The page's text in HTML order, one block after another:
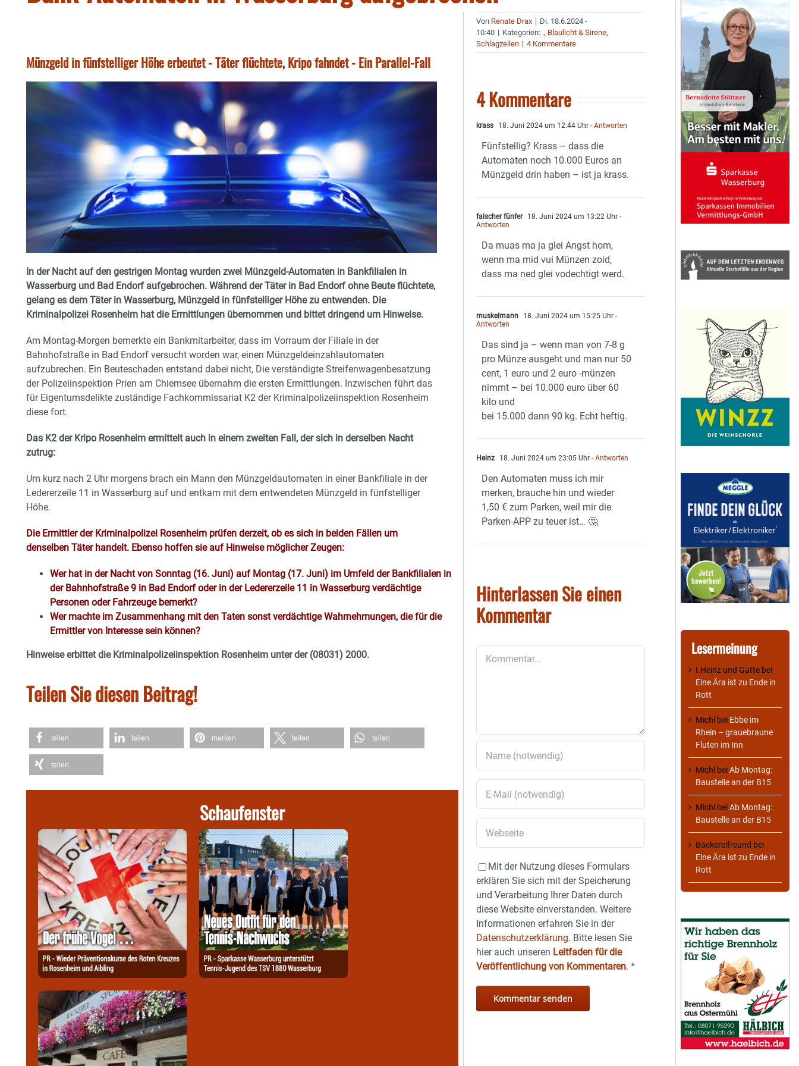
Münzgeld in fünfstelliger Höhe erbeutet - Täter flüchtete, Kripo fahndet - Ein Parallel-Fall
In der Nacht auf den gestrigen Montag wurden zwei Münzgeld-Automaten in Bankfilialen in
Wasserburg und Bad Endorf aufgebrochen. Während der Täter in Bad Endorf ohne Beute flüchtete,
gelang es dem Täter in Wasserburg, Münzgeld in fünfstelliger Höhe zu entwenden. Die
Kriminalpolizei Rosenheim hat die Ermittlungen übernommen und bittet dringend um Hinweise.
Am Montag-Morgen bemerkte ein Bankmitarbeiter, dass im Vorraum der Filiale in der
Bahnhofstraße in Bad Endorf versucht worden war, einen Münzgeldeinzahlautomaten
aufzubrechen. Ein Beuteschaden entstand dabei nicht, Die verständigte Streifenwagenbesatzung
der Polizeiinspektion Prien am Chiemsee übernahm die ersten Ermittlungen. Inzwischen führt das
für Eigentumsdelikte zuständige Fachkommissariat K2 der Kriminalpolizeiinspektion Rosenheim
diese fort.
Das K2 der Kripo Rosenheim ermittelt auch in einem zweiten Fall, der sich in derselben Nacht
zutrug:
Um kurz nach 2 Uhr morgens brach ein Mann den Münzgeldautomaten in einer Bankfiliale in der
Ledererzeile 11 in Wasserburg auf und entkam mit dem entwendeten Münzgeld in fünfstelliger
Höhe.
Die Ermittler der Kriminalpolizei Rosenheim prüfen derzeit, ob es sich in beiden Fällen um
denselben Täter handelt. Ebenso hoffen sie auf Hinweise möglicher Zeugen:
Wer hat in der Nacht von Sonntag (16. Juni) auf Montag (17. Juni) im Umfeld der Bankfilialen in
der Bahnhofstraße 9 in Bad Endorf oder in der Ledererzeile 11 in Wasserburg verdächtige
Personen oder Fahrzeuge bemerkt?
Wer machte im Zusammenhang mit den Taten sonst verdächtige Wahrnehmungen, die für die
Ermittler von Interesse sein können?
Hinweise erbittet die Kriminalpolizeiinspektion Rosenheim unter der (08031) 2000.
Teilen Sie diesen Beitrag!
teilen teilen merken teilen teilen
teilen
Schaufenster
Von Renate Drax | Di. 18.6.2024 -
10:40 | Kategorien: ., Blaulicht & Sirene,
Schlagzeilen | 4 Kommentare
4 Kommentare
krass 18. Juni 2024 um 12:44 Uhr - Antworten
Fünfstellig? Krass – dass die
Automaten noch 10.000 Euros an
Münzgeld drin haben – ist ja krass.
falscher fünfer 18. Juni 2024 um 13:22 Uhr -
Antworten
Da muas ma ja glei Angst hom,
wenn ma mid vui Münzen zoid,
dass ma ned glei vodechtigt werd.
muskelmann 18. Juni 2024 um 15:25 Uhr -
Antworten
Das sind ja – wenn man von 7-8 g
pro Münze ausgeht und man nur 50
cent, 1 euro und 2 euro -münzen
nimmt – bei 10.000 euro über 60
kilo und
bei 15.000 dann 90 kg. Echt heftig.
Heinz 18. Juni 2024 um 23:05 Uhr - Antworten
Den Automaten muss ich mir
merken, brauche hin und wieder
1,50 € zum Parken, weil mir die
Parken-APP zu teuer ist… 🤔
Hinterlassen Sie einen
Kommentar
Mit der Nutzung dieses Formulars
erklären Sie sich mit der Speicherung
und Verarbeitung Ihrer Daten durch
diese Website einverstanden. Weitere
Informationen erfahren Sie in der
Datenschutzerklärung. Bitte lesen Sie
hier auch unseren Leitfaden für die
Veröffentlichung von Kommentaren.*
Lesermeinung
I.Heinz und Gatte bei
Eine Ära ist zu Ende in
Rott
Michl bei Ebbe im
Rhein – grauebraune
Fluten im Inn
Michl beiAb Montag:
Baustelle an der B15
Michl beiAb Montag:
Baustelle an der B15
Bäckereifreund bei
Eine Ära ist zu Ende in
Rott